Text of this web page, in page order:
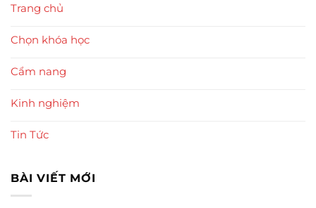
Trang chủ
Chọn khóa học
Cẩm nang
Kinh nghiệm
Tin Tức
BÀI VIẾT MỚI